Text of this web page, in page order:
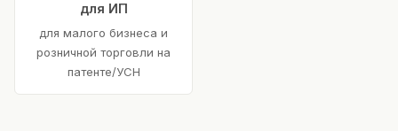
для ИП
для малого бизнеса и
розничной торговли на
патенте/УСН